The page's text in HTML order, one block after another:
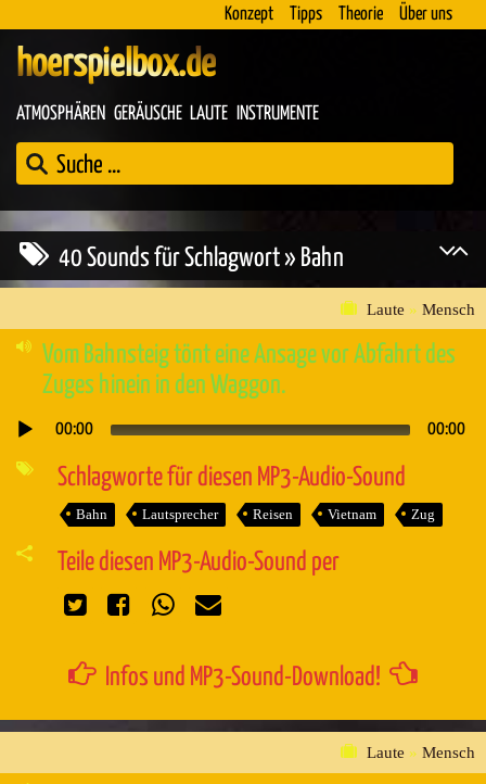
Konzept Tipps Theorie Über uns
hoerspielbox.de
ATMOSPHÄREN GERÄUSCHE LAUTE INSTRUMENTE
40 Sounds für Schlagwort » Bahn
Laute » Mensch
Vom Bahnsteig tönt eine Ansage vor Abfahrt des
Zuges hinein in den Waggon.
Audio-
00:00 00:00
Schlagworte für diesen MP3-Audio-Sound
Bahn Lautsprecher Reisen Vietnam Zug
Teile diesen MP3-Audio-Sound per
Infos und MP3-Sound-Download!
Laute » Mensch